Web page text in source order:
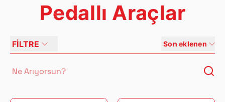
Pedallı Araçlar
FİLTRE Son eklenen